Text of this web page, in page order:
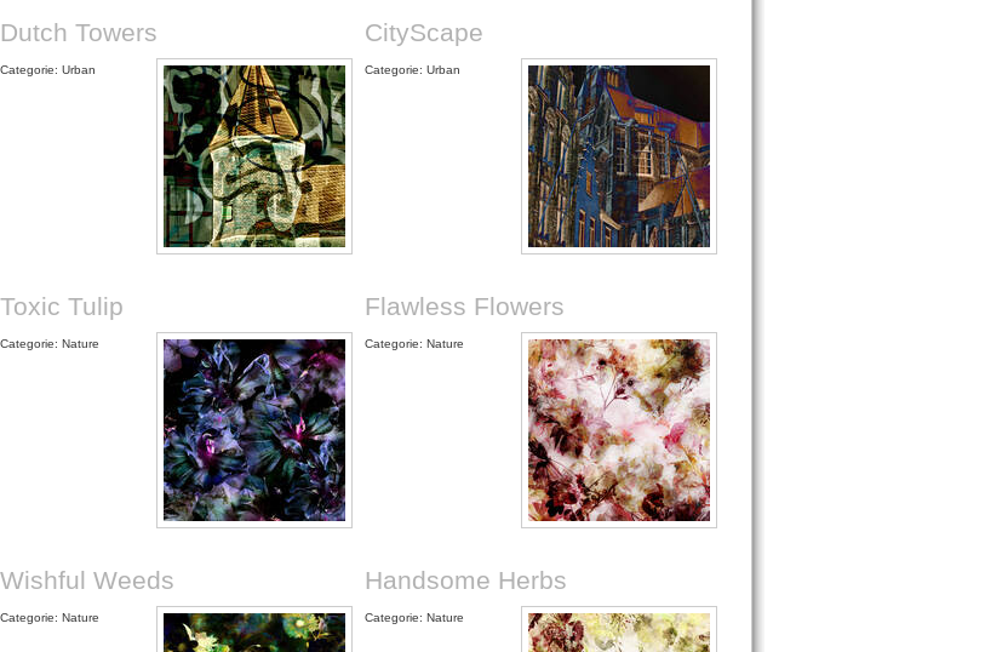
Dutch Towers
Categorie: Urban
CityScape
Categorie: Urban
Toxic Tulip
Categorie: Nature
Flawless Flowers
Categorie: Nature
Wishful Weeds
Categorie: Nature
Handsome Herbs
Categorie: Nature